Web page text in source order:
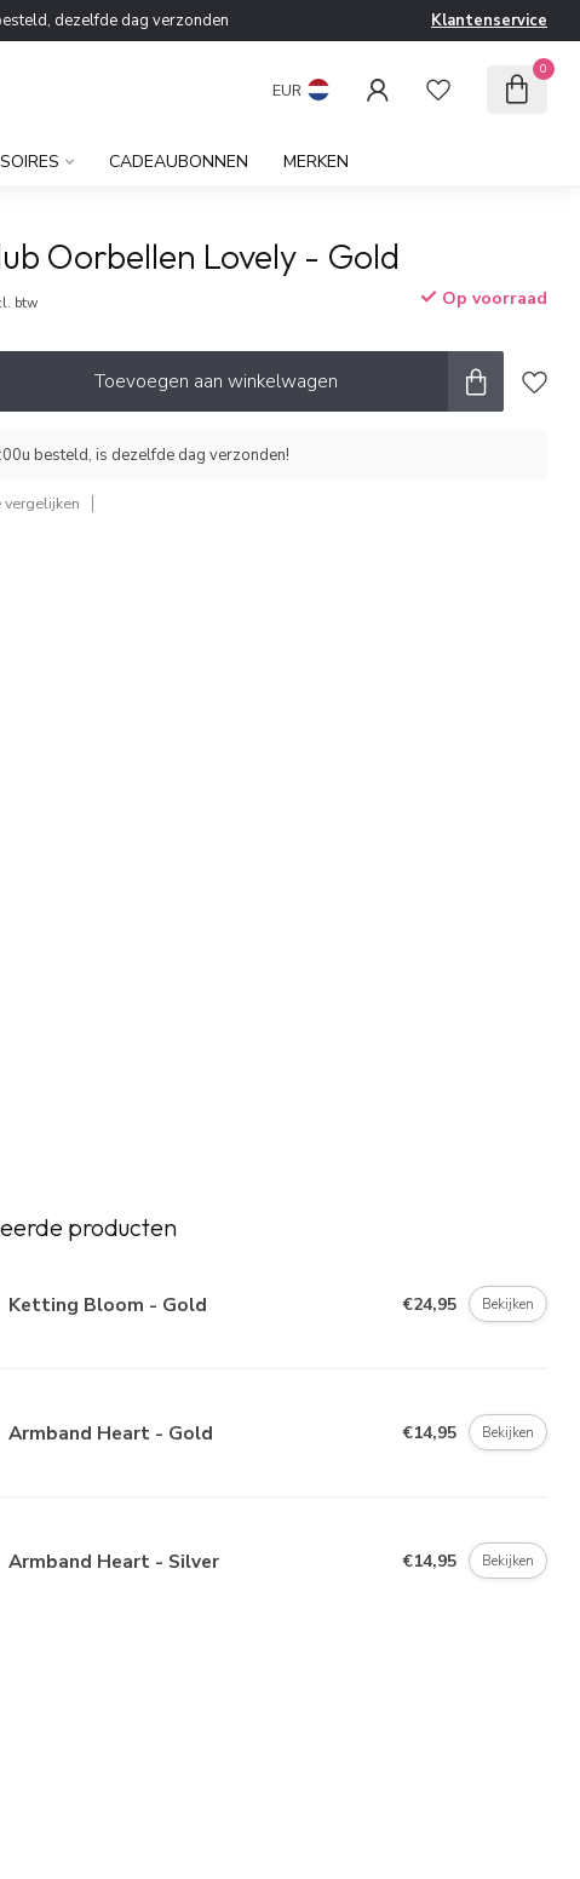
dezelfde dag verzonden Klantenservice
EUR
0
CADEAUBONNEN MERKEN
Oorbellen Lovely - Gold
btw Op voorraad
Toevoegen aan winkelwagen
besteld, is dezelfde dag verzonden!
vergelijken
producten
Ketting Bloom - Gold €24,95 Bekijken
Armband Heart - Gold €14,95 Bekijken
Armband Heart - Silver €14,95 Bekijken